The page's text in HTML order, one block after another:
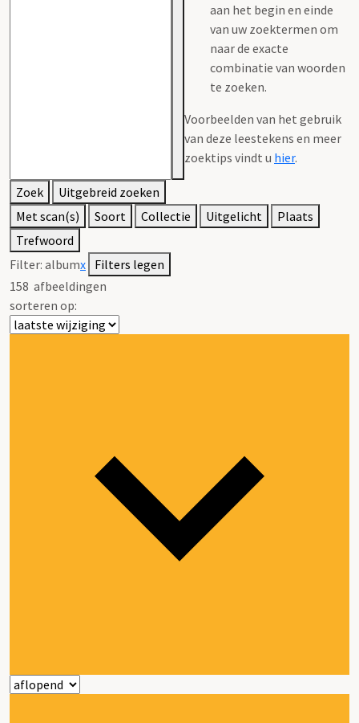
aan het begin en einde
van uw zoektermen om
naar de exacte
combinatie van woorden
te zoeken.
Voorbeelden van het gebruik
van deze leestekens en meer
zoektips vindt u hier.
Zoek
Uitgebreid zoeken
Met scan(s)
Soort Collectie Uitgelicht
Plaats
Trefwoord
Filter: albumx Filters legen
158 afbeeldingen
sorteren op: